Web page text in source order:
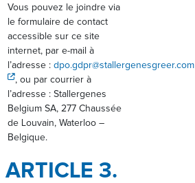
Vous pouvez le joindre via
le formulaire de contact
accessible sur ce site
internet, par e-mail à
l’adresse : dpo.gdpr@stallergenesgreer.com
, ou par courrier à
l’adresse : Stallergenes
Belgium SA, 277 Chaussée
de Louvain, Waterloo –
Belgique.
ARTICLE 3.